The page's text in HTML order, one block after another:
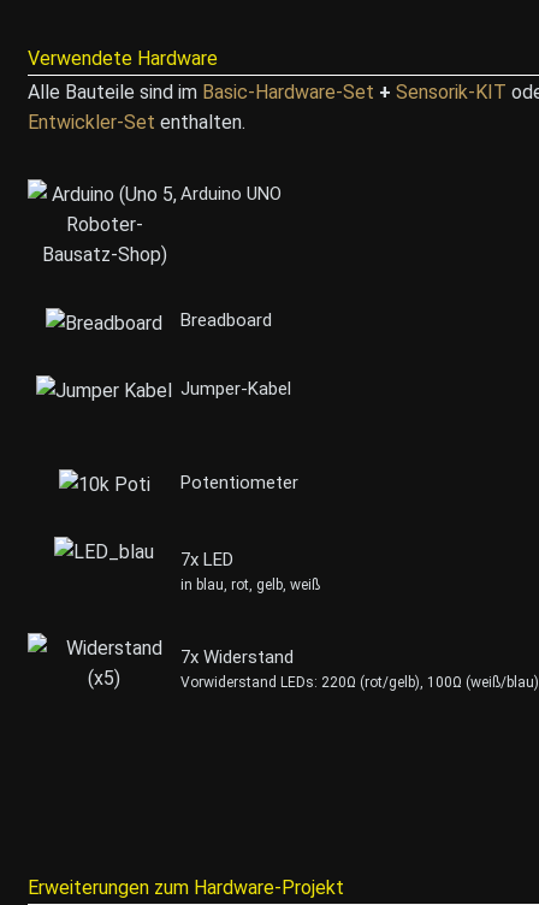
Verwendete Hardware
Alle Bauteile sind im Basic-Hardware-Set + Sensorik-KIT
Entwickler-Set enthalten.
Arduino UNO
Breadboard
Jumper-Kabel
Potentiometer
7x LED
in blau, rot, gelb, weiß
7x Widerstand
Vorwiderstand LEDs: 220Ω (rot/gelb), 100Ω (weiß/blau)
Erweiterungen zum Hardware-Projekt